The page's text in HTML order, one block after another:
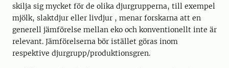
skilja sig mycket för de olika djurgrupperna, till exempel
mjölk, slaktdjur eller livdjur , menar forskarna att en
generell jämförelse mellan eko och konventionellt inte är
relevant. Jämförelserna bör istället göras inom
respektive djurgrupp/produktionsgren.